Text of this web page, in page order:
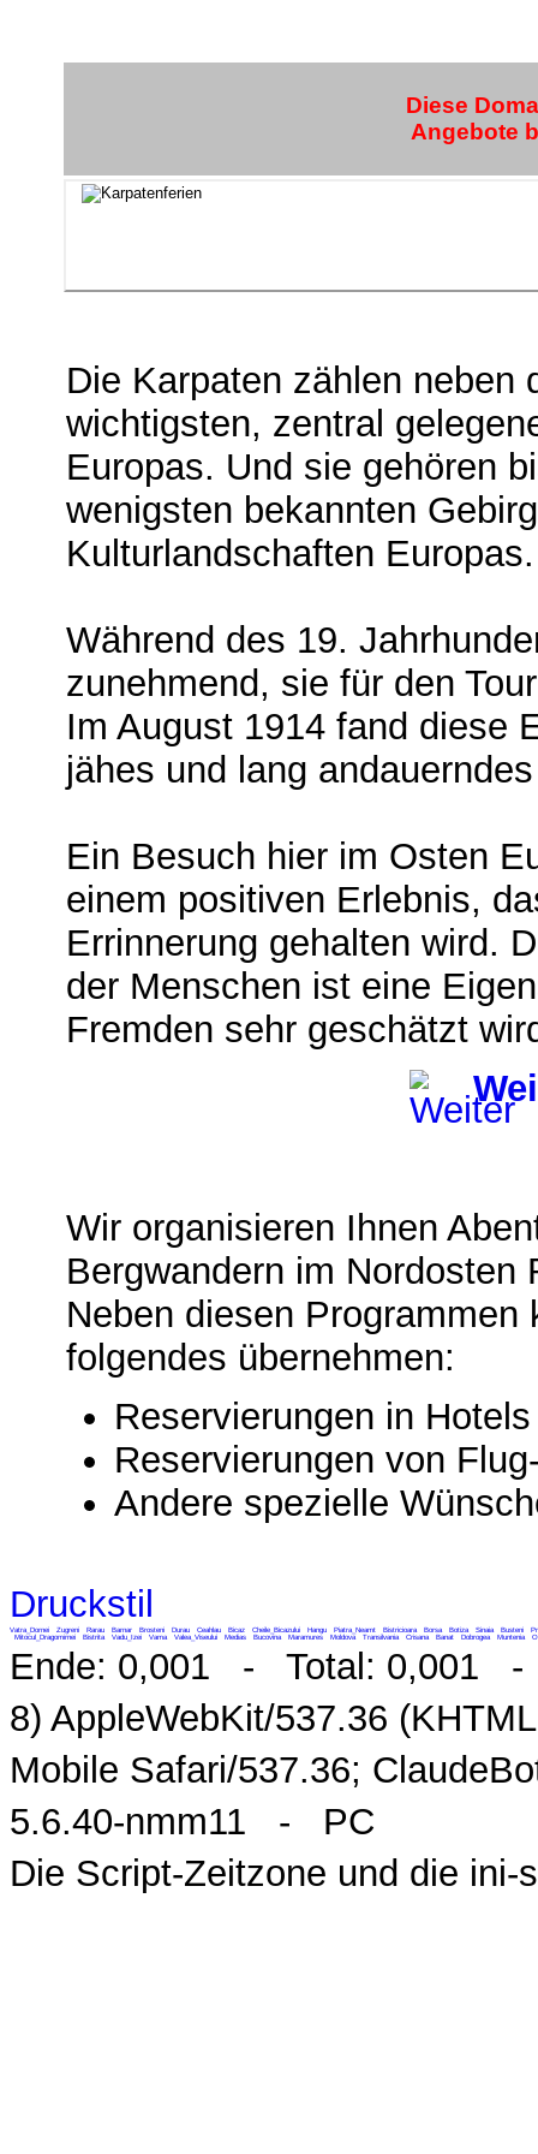
Diese
Angebote
Die Karpaten zählen neben
wichtigsten, zentral
Europas. Und sie gehören
wenigsten bekannten
Kulturlandschaften Europas.
Während des 19.
zunehmend, sie für den
Im August 1914 fand diese
jähes und lang
Ein Besuch hier im Osten
einem positiven Erlebnis,
Errinnerung gehalten wird.
der Menschen ist eine
Fremden sehr geschätzt
Wir organisieren Ihnen
Bergwandern im Nordosten
Neben diesen Programmen
folgendes übernehmen:
Reservierungen in
Reservierungen von
Andere spezielle
Druckstil
Vatra_Dornei Zugreni Rarau Barnar Brosteni Durau Ceahlau Bicaz Cheile_Bicazului Hangu Piatra_Neamt Bistricioara Borsa Botiza Sinaia Busteni
Mitocul_Dragomirnei
Bistrita Vadu_Izei Vama Valea_Viseului Medias Bucovina Maramures Moldova Transilvania Crisana Banat Dobrogea Muntenia
Ende: 0,001 - Total: 0,001 -
8) AppleWebKit/537.36
Mobile Safari/537.36;
5.6.40-nmm11 - PC
Die Script-Zeitzone und die